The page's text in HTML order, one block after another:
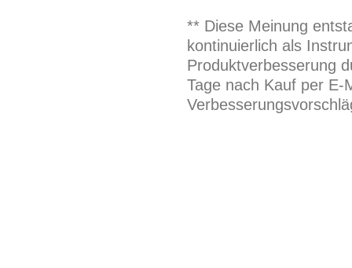
** Diese Meinung
kontinuierlich als
Produktverbesserung
Tage nach Kauf per E-